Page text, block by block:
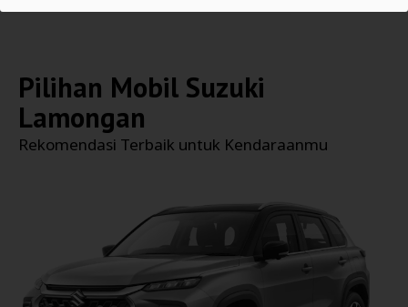
Pilihan Mobil Suzuki
Lamongan
Rekomendasi Terbaik untuk Kendaraanmu